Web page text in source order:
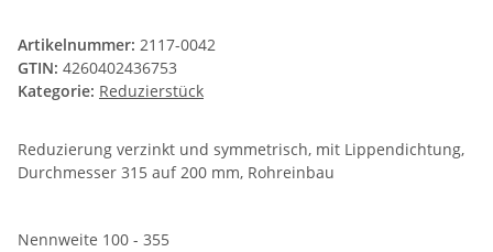
Artikelnummer: 2117-0042
GTIN: 4260402436753
Kategorie: Reduzierstück
Reduzierung verzinkt und symmetrisch, mit Lippendichtung,
Durchmesser 315 auf 200 mm, Rohreinbau
Nennweite 100 - 355